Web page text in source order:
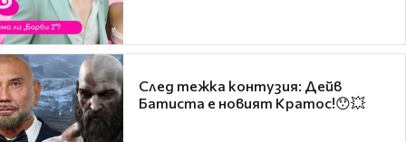
След тежка контузия: Дейв
Батиста е новият Кратос!😯💥